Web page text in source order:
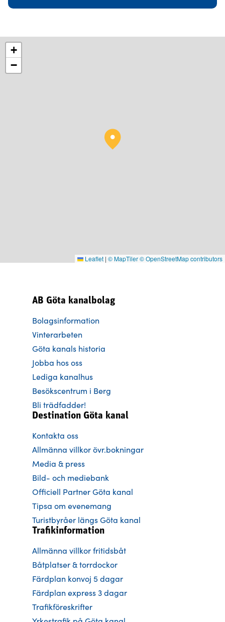
+
−
Leaflet | © MapTiler© OpenStreetMap contributors
AB Göta kanalbolag
Bolagsinformation
Vinterarbeten
Göta kanals historia
Jobba hos oss
Lediga kanalhus
Besökscentrum i Berg
Bli trädfadder!
Destination Göta kanal
Kontakta oss
Allmänna villkor övr.bokningar
Media & press
Bild- och mediebank
Officiell Partner Göta kanal
Tipsa om evenemang
Turistbyråer längs Göta kanal
Trafikinformation
Allmänna villkor fritidsbåt
Båtplatser & torrdockor
Färdplan konvoj 5 dagar
Färdplan express 3 dagar
Trafikföreskrifter